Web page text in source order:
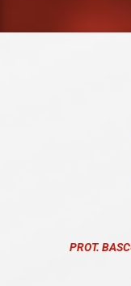
PROT.